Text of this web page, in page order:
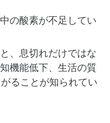
の酸素が不足してい
、息切れだけではな
機能低下、生活の質
ることが知られてい